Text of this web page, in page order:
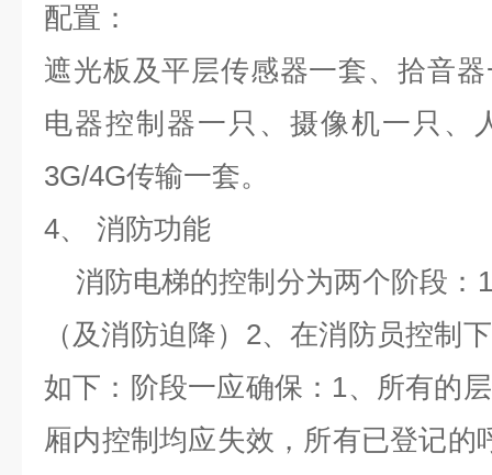
配置：
遮光板及平层传感器一套、拾音
电器控制器一只、摄像机一只、
3G/4G传输一套。
4、
消防功能
消防电梯的控制分为两个阶段：
（及消防迫降）2、在消防员控制
如下：阶段一应确保：1、所有的
厢内控制均应失效，所有已登记的